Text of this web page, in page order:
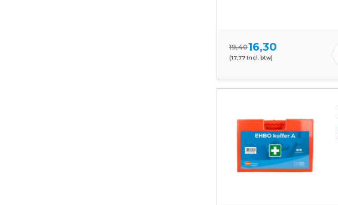
19,4016,30
(17,77 Incl. btw)